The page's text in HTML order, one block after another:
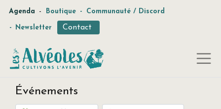
Agenda - Boutique - Communauté / Discord
- Newsletter Contact
Événements